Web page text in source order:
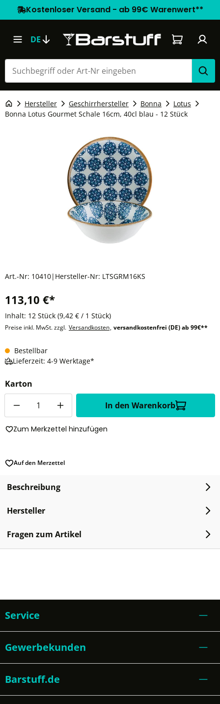
Kostenloser Versand - ab 99€ Warenwert**
DE Warenkorb
Hersteller Geschirrhersteller Bonna
Lotus
Bonna Lotus Gourmet Schale 16cm, 40cl blau - 12 Stück
Art.-Nr: 10410| Hersteller-Nr: LTSGRM16KS
113,10 €*
Inhalt: 12 Stück (9,42 € / 1 Stück)
Preise inkl. MwSt. zzgl. Versandkosten, versandkostenfrei (DE) ab 99€**
Bestellbar
Lieferzeit: 4-9 Werktage*
Karton
In den Warenkorb
Zum Merkzettel hinzufügen
Auf den Merzettel
Beschreibung
Hersteller
Fragen zum Artikel
Service
Gewerbekunden
Barstuff.de